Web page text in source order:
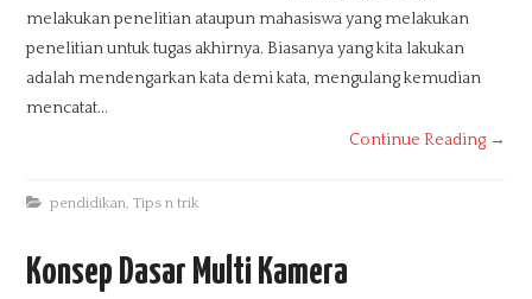
melakukan penelitian ataupun mahasiswa yang melakukan
penelitian untuk tugas akhirnya. Biasanya yang kita lakukan
adalah mendengarkan kata demi kata, mengulang kemudian
mencatat...
Continue Reading →
pendidikan,Tips n trik
Konsep Dasar Multi Kamera